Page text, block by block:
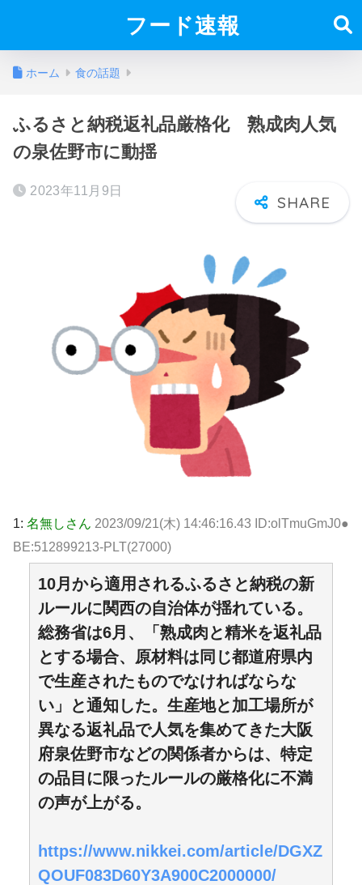
フード速報
ホーム 食の話題
ふるさと納税返礼品厳格化 熟成肉人気
の泉佐野市に動揺
2023年11月9日
1: 名無しさん 2023/09/21(木) 14:46:16.43 ID:olTmuGmJ0●
BE:512899213-PLT(27000)
10月から適用されるふるさと納税の新
ルールに関西の自治体が揺れている。
総務省は6月、「熟成肉と精米を返礼品
とする場合、原材料は同じ都道府県内
で生産されたものでなければならな
い」と通知した。生産地と加工場所が
異なる返礼品で人気を集めてきた大阪
府泉佐野市などの関係者からは、特定
の品目に限ったルールの厳格化に不満
の声が上がる。
https://www.nikkei.com/article/DGXZ
QOUF083D60Y3A900C2000000/